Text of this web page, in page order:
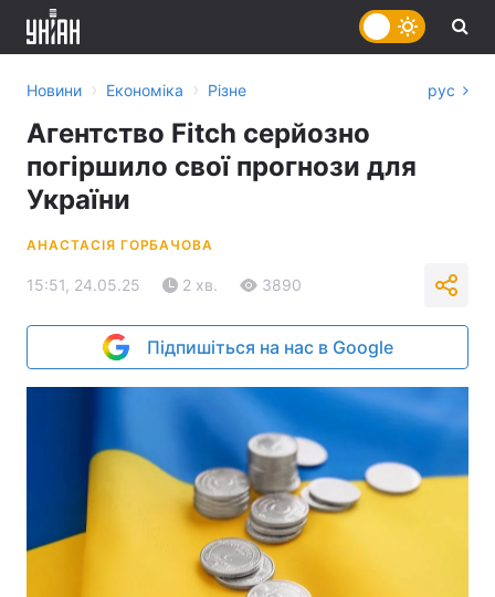
Новини › Економіка › Різне рус
Агентство Fitch серйозно
погіршило свої прогнози для
України
АНАСТАСІЯ ГОРБАЧОВА
15:51, 24.05.25 2 хв. 3890
Підпишіться на нас в Google